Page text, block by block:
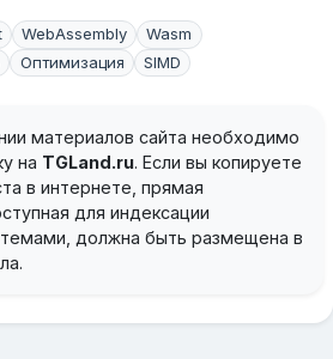
WebAssembly
Wasm
Оптимизация SIMD
материалов сайта необходимо
на TGLand.ru. Если вы копируете
в интернете, прямая
для индексации
должна быть размещена в